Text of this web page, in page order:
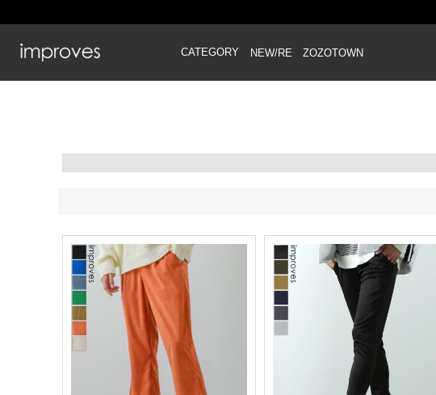
CATEGORY NEW/RE ZOZOTOWN